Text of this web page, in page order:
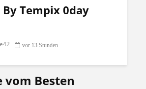
By Tempix 0day
vor 13 Stunden
vom Besten